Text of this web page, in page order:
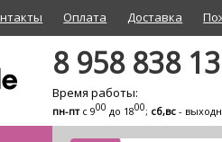
Оплата Доставка
8 958 838
Время работы:
пн-птс 900 до 1800; сб,вс -